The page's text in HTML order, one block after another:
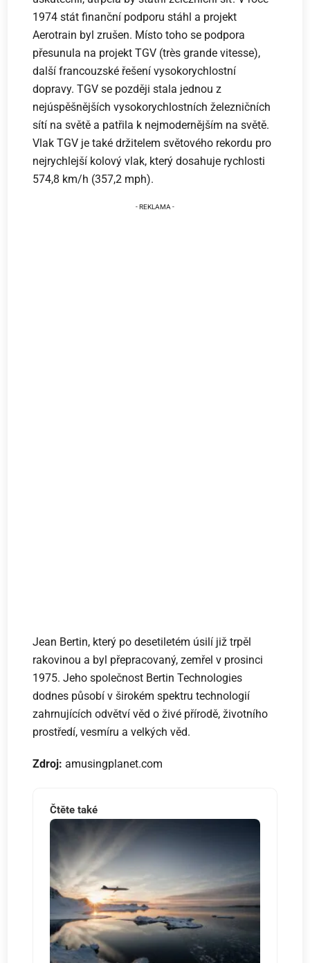
1974 stát finanční podporu stáhl a projekt
Aerotrain byl zrušen. Místo toho se podpora
přesunula na projekt TGV (très grande vitesse),
další francouzské řešení vysokorychlostní
dopravy. TGV se později stala jednou z
nejúspěšnějších vysokorychlostních železničních
sítí na světě a patřila k nejmodernějším na světě.
Vlak TGV je také držitelem světového rekordu pro
nejrychlejší kolový vlak, který dosahuje rychlosti
574,8 km/h (357,2 mph).
Jean Bertin, který po desetiletém úsilí již trpěl
rakovinou a byl přepracovaný, zemřel v prosinci
1975. Jeho společnost Bertin Technologies
dodnes působí v širokém spektru technologií
zahrnujících odvětví věd o živé přírodě, životního
prostředí, vesmíru a velkých věd.
Zdroj: amusingplanet.com
Čtěte také